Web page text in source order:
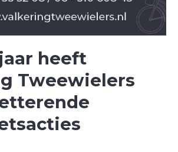
heeft
Tweewielers